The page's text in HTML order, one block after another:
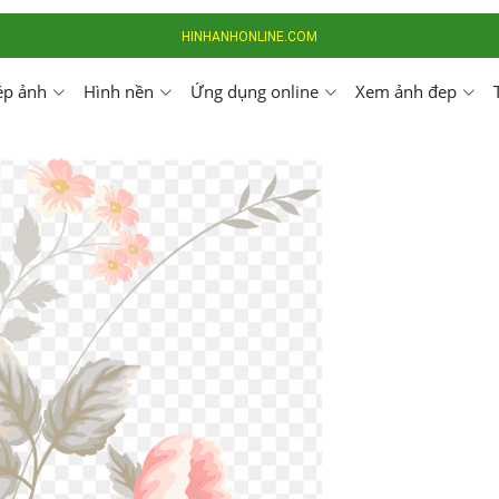
HINHANHONLINE.COM
ảnh Hình nền Ứng dụng online Xem ảnh đep